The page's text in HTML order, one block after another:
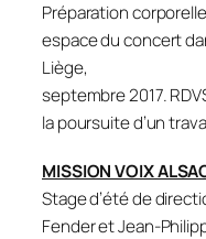
Préparation
espace du concert
Liège,
septembre 2017.
la poursuite d’un
MISSION VOIX
Stage d’été de
Fender et Jean-